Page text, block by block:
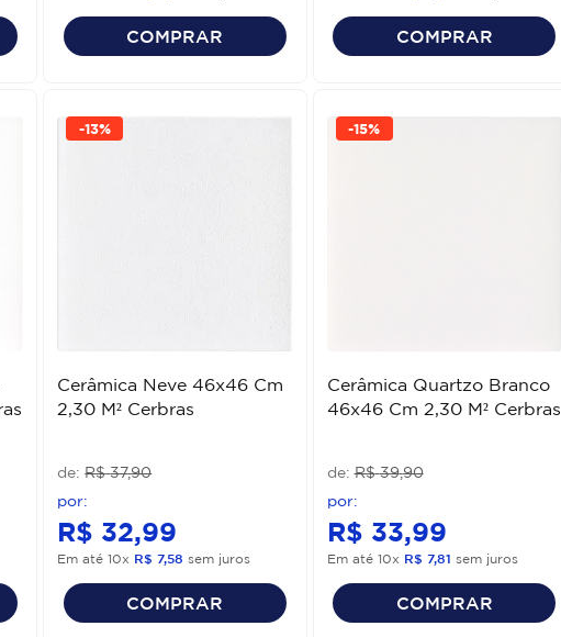
COMPRAR COMPRAR
-13%
Cerâmica Neve 46x46 Cm
2,30 M² Cerbras
R$ 37,90
R$ 32,99
Em até10x R$ 7,58 sem juros
COMPRAR
-15%
Cerâmica Quartzo Branco
46x46 Cm 2,30 M² Cerbras
R$ 39,90
R$ 33,99
Em até 10x R$ 7,81 sem juros
COMPRAR